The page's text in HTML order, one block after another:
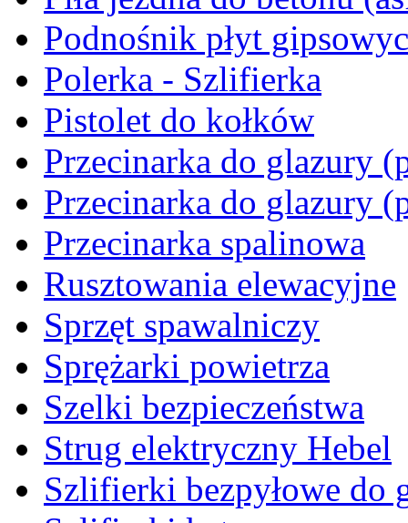
Podnośnik płyt
Polerka - Szlifierka
Pistolet do kołków
Przecinarka do glazury
Przecinarka do glazury
Przecinarka spalinowa
Rusztowania elewacyjne
Sprzęt spawalniczy
Sprężarki powietrza
Szelki bezpieczeństwa
Strug elektryczny Hebel
Szlifierki bezpyłowe do